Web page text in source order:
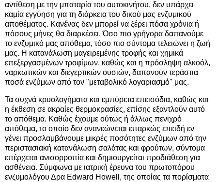
αντίθεση με την μπαταρία του αυτοκινήτου, δεν υπάρχει
καμία εγγύηση για τη διάρκεια του δικού μας ενζυμικού
αποθέματος. Κανένας δεν μπορεί να ξέρει πόσα χρόνια ή
πόσους μήνες θα διαρκέσει. Όσο πιο γρήγορα δαπανούμε
το ενζυμικό μας απόθεμα, τόσο πιο σύντομα τελειώνει η ζωή
μας. Η κατανάλωση μαγειρεμένης τροφής και χημικά
επεξεργασμένων τροφίμων, καθώς και η πρόσληψη αλκοόλ,
ναρκωτικών και διεγερτικών ουσιών, δαπανούν τεράστια
ποσά ενζύμων από τον "μεταβολικό λογαριασμό" μας.
Τα συχνά κρυολογήματα και εμπύρετα επεισόδια, καθώς και
η έκθεση σε ακραίες θερμοκρασίες, επίσης εξαντλούν αυτό
το απόθεμα. Καθώς έχουμε ούτως ή άλλως πενιχρό
απόθεμα, το οποίο δεν ανανεώνεται επαρκώς επειδή εν
γένει προσλαμβάνουμε μικρές ποσότητες ενζύμων από την
περιστασιακή κατανάλωση σαλάτας και φρούτων, σύντομα
επέρχεται ανισορροπία και δημιουργείται προδιάθεση για
ασθένεια. Σύμφωνα με ιατρική έρευνα του πρωτοπόρου
ενζυμολόγου Δρα Edward Howell, της οποίας τα πορίσματα